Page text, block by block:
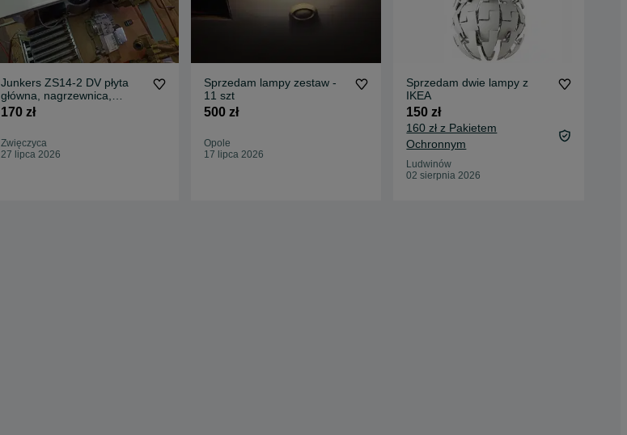
Junkers ZS14-2 DV płyta
główna, nagrzewnica,
wentylator
170 zł
Zwięczyca
27 lipca 2026
Sprzedam lampy zestaw -
11 szt
500 zł
Opole
17 lipca 2026
Sprzedam dwie lampy z
IKEA
150 zł
160 zł z Pakietem
Ochronnym
Ludwinów
02 sierpnia 2026